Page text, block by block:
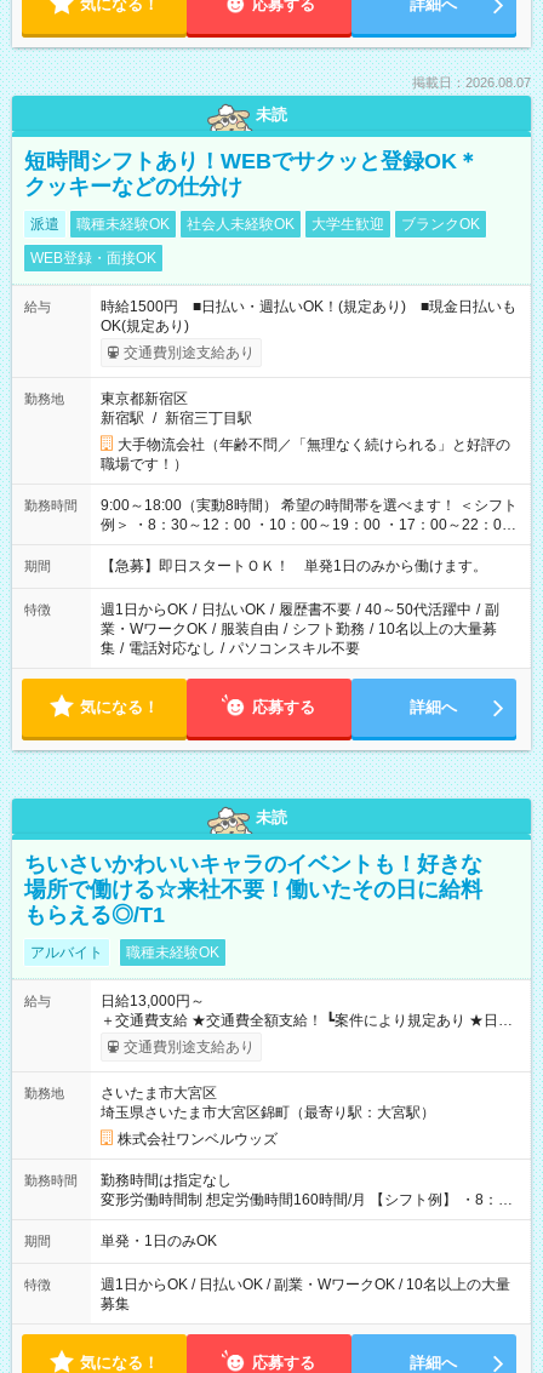
気になる！ 応募する 詳細へ
掲載日：2026.08.07
未読
短時間シフトあり！WEBでサクッと登録OK＊
クッキーなどの仕分け
派遣 職種未経験OK 社会人未経験OK 大学生歓迎
ブランクOK
WEB登録・面接OK
給与
時給1500円 ■日払い・週払いOK！(規定あり) ■現金日払いも
OK(規定あり)
交通費別途支給あり
勤務地
東京都新宿区
新宿駅 / 新宿三丁目駅
大手物流会社（年齢不問／「無理なく続けられる」と好評の
職場です！）
勤務時間
9:00～18:00（実動8時間） 希望の時間帯を選べます！ ＜シフト
例＞ ・8：30～12：00 ・10：00～19：00 ・17：00～22：00
・13：00～22：00 ・22：00～翌6：00 など
期間 【急募】即日スタートＯＫ！ 単発1日のみから働けます。
特徴 週1日からOK / 日払いOK / 履歴書不要 / 40～50代活躍中 / 副
業・WワークOK / 服装自由 / シフト勤務 / 10名以上の大量募
集 / 電話対応なし / パソコンスキル不要
気になる！ 応募する 詳細へ
未読
ちいさいかわいいキャラのイベントも！好きな
場所で働ける☆来社不要！働いたその日に給料
もらえる◎/T1
アルバイト 職種未経験OK
給与
日給13,000円～
＋交通費支給 ★交通費全額支給！ ┗案件により規定あり ★日払
いOK！（規定あり） ┗働いたその日に現金GET♪ お仕事後はコ
ンビニATMから 日払い分を引き落とせます！ 【試用期間】試
交通費別途支給あり
勤務地
さいたま市大宮区
埼玉県さいたま市大宮区錦町（最寄り駅：大宮駅）
株式会社ワンベルウッズ
勤務時間
勤務時間は指定なし
変形労働時間制 想定労働時間160時間/月 【シフト例】 ・8：00
～21：00
期間 単発・1日のみOK
特徴
週1日からOK / 日払いOK / 副業・WワークOK / 10名以上の大量
募集
気になる！ 応募する 詳細へ